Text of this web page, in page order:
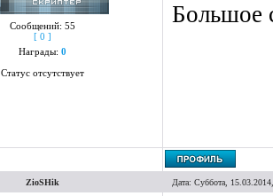
Сообщений: 55
[ 0 ]
Награды: 0
Статус отсутствует
Большое
ZioSHik Дата: Суббота,